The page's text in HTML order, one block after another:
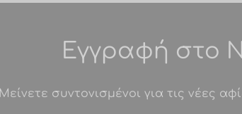
Εγγραφή στο
Μείνετε συντονισμένοι για τις νέες